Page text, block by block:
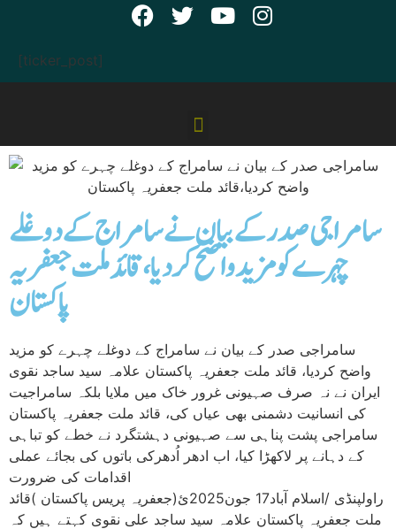
[ticker_post]
سامراجی صدر کے بیان نے سامراج کے دوغلے
چہرے کو مزید واضح کردیا،قائد ملت جعفریہ
پاکستان
سامراجی صدر کے بیان نے سامراج کے دوغلے چہرے کو مزید
واضح کردیا، قائد ملت جعفریہ پاکستان علامہ سید ساجد نقوی
ایران نے نہ صرف صہیونی غرور خاک میں ملایا بلکہ سامراجیت
کی انسانیت دشمنی بھی عیاں کی، قائد ملت جعفریہ پاکستان
سامراجی پشت پناہی سے صہیونی دہشتگرد نے خطے کو تباہی
کے دہانے پر لاکھڑا کیا، اب ادھر اُدھرکی باتوں کی بجائے عملی
اقدامات کی ضرورت
راولپنڈی /اسلام آباد17 جون2025ئ(جعفریہ پریس پاکستان )قائد
ملت جعفریہ پاکستان علامہ سید ساجد علی نقوی کہتے ہیں کہ